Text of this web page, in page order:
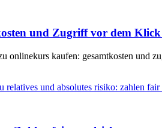
und Zugriff vor dem
onlinekurs kaufen: gesamtkosten und